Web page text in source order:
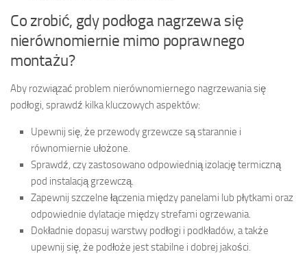
Co zrobić, gdy podłoga nagrzewa się
nierównomiernie mimo poprawnego
montażu?
Aby rozwiązać problem nierównomiernego nagrzewania się
podłogi, sprawdź kilka kluczowych aspektów:
Upewnij się, że przewody grzewcze są starannie i
równomiernie ułożone.
Sprawdź, czy zastosowano odpowiednią izolację termiczną
pod instalacją grzewczą.
Zapewnij szczelne łączenia między panelami lub płytkami oraz
odpowiednie dylatacje między strefami ogrzewania.
Dokładnie dopasuj warstwy podłogi i podkładów, a także
upewnij się, że podłoże jest stabilne i dobrej jakości.